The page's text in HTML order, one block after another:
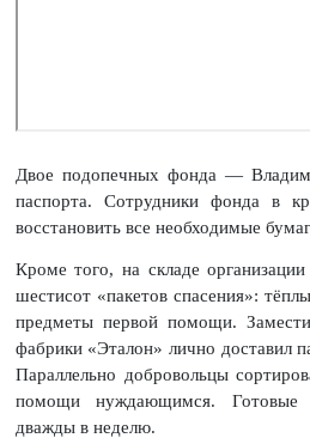
Двое подопечных фонда —
паспорта. Сотрудники фонда в
восстановить все необходимые
Кроме того, на складе
шестисот «пакетов спасения»:
предметы первой помощи.
фабрики «Эталон» лично доставил
Параллельно добровольцы
помощи нуждающимся. Готовые
дважды в неделю.